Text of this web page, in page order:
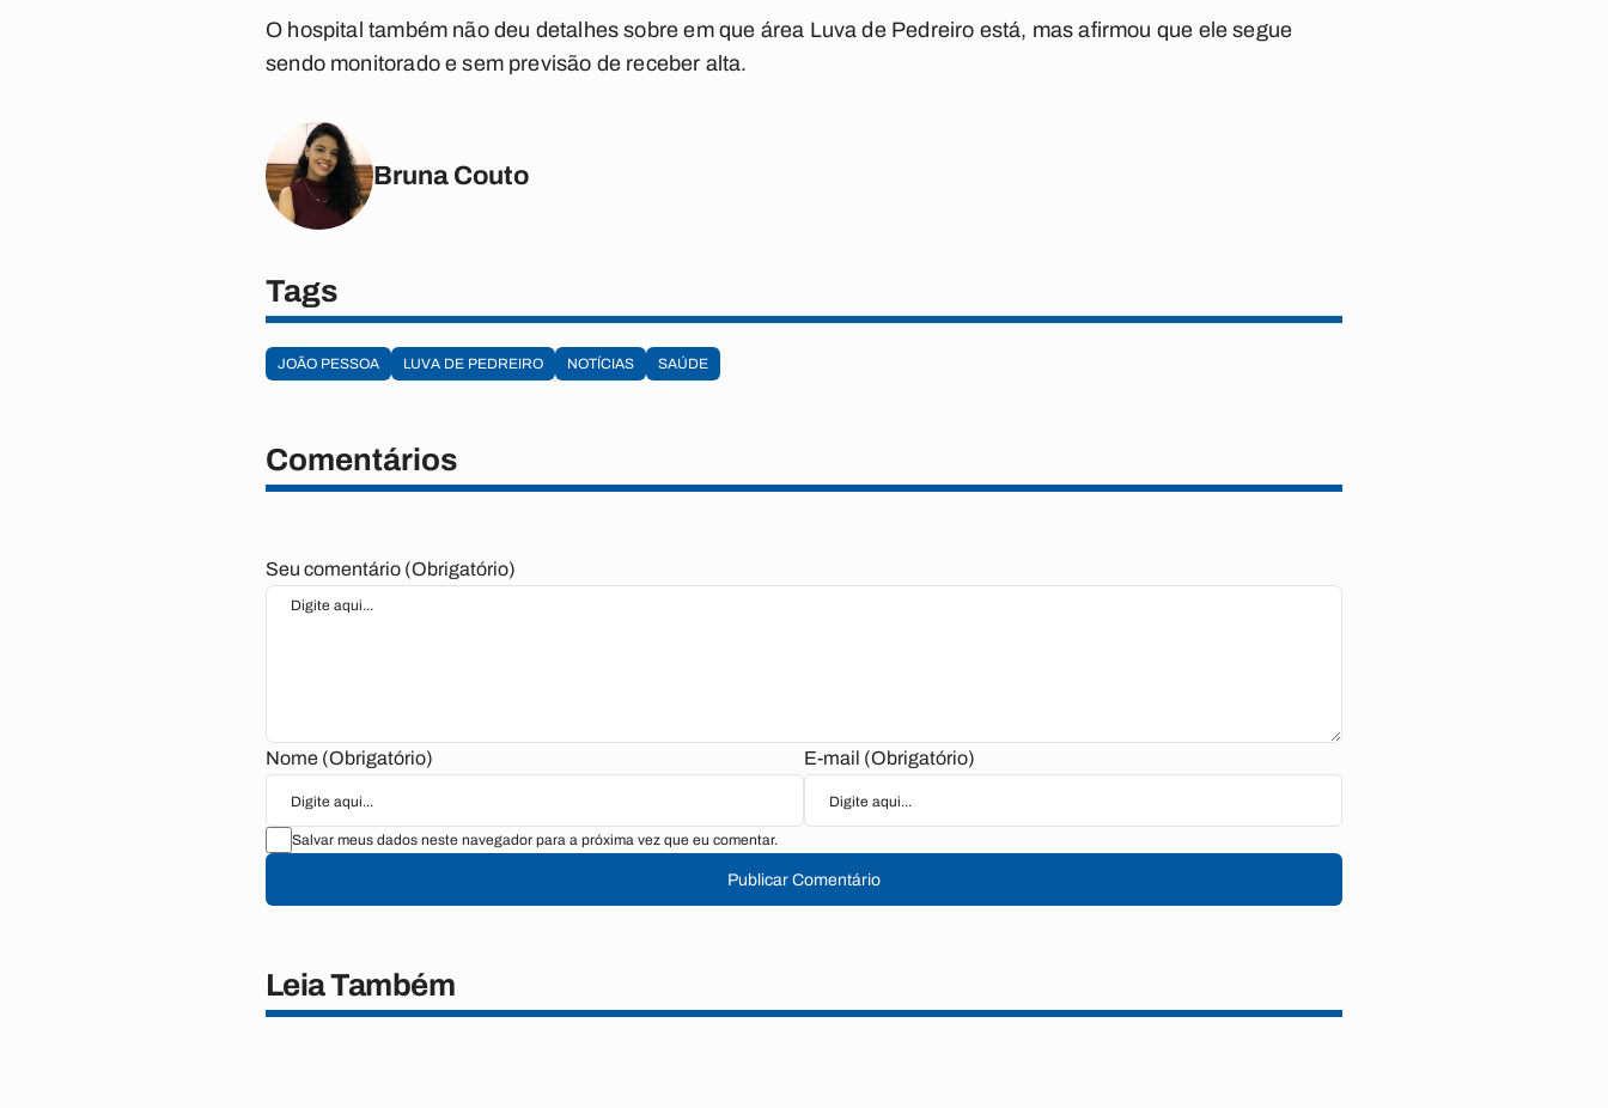
O hospital também não deu detalhes sobre em que área Luva de Pedreiro está, mas afirmou que ele segue
sendo monitorado e sem previsão de receber alta.
Bruna Couto
Tags
JOÃO PESSOA LUVA DE PEDREIRO NOTÍCIAS SAÚDE
Comentários
Seu comentário (Obrigatório)
Nome (Obrigatório) E-mail (Obrigatório)
Salvar meus dados neste navegador para a próxima vez que eu comentar.
Publicar Comentário
Leia Também